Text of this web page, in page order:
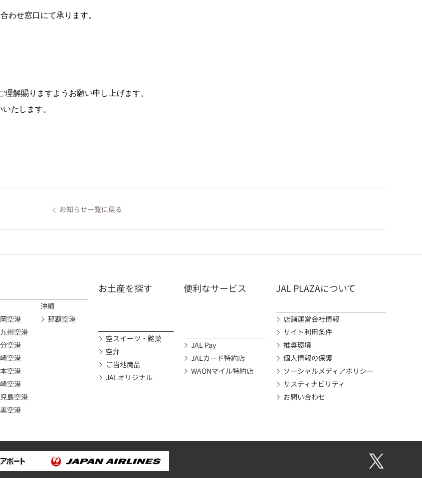
わせ窓口にて承ります。
解賜りますようお願い申し上げます。
たします。
お知らせ一覧に戻る
空港
州空港
空港
空港
空港
空港
島空港
空港
沖縄
那覇空港
お土産を探す
空スイーツ・銘菓
空弁
ご当地商品
JALオリジナル
便利なサービス
JAL Pay
JALカード特約店
WAONマイル特約店
JAL PLAZAについて
店舗運営会社情報
サイト利用条件
推奨環境
個人情報の保護
ソーシャルメディアポリシー
サスティナビリティ
お問い合わせ